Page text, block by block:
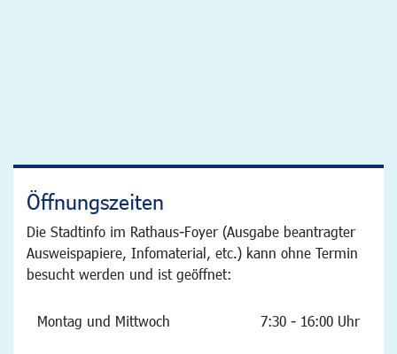
Öffnungszeiten
Die Stadtinfo im Rathaus-Foyer (Ausgabe beantragter
Ausweispapiere, Infomaterial, etc.) kann ohne Termin
besucht werden und ist geöffnet:
Montag und Mittwoch 7:30 - 16:00 Uhr